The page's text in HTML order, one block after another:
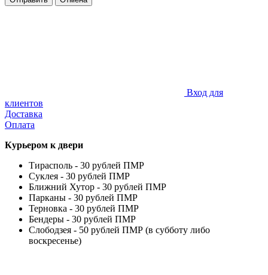
Вход для
клиентов
Доставка
Оплата
Курьером к двери
Тирасполь - 30 рублей ПМР
Суклея - 30 рублей ПМР
Ближний Хутор - 30 рублей ПМР
Парканы - 30 рублей ПМР
Терновка - 30 рублей ПМР
Бендеры - 30 рублей ПМР
Слободзея - 50 рублей ПМР (в субботу либо
воскресенье)